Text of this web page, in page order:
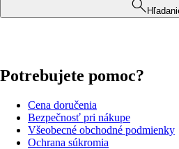
Potrebujete pomoc?
Cena doručenia
Bezpečnosť pri nákupe
Všeobecné obchodné podmienky
Ochrana súkromia